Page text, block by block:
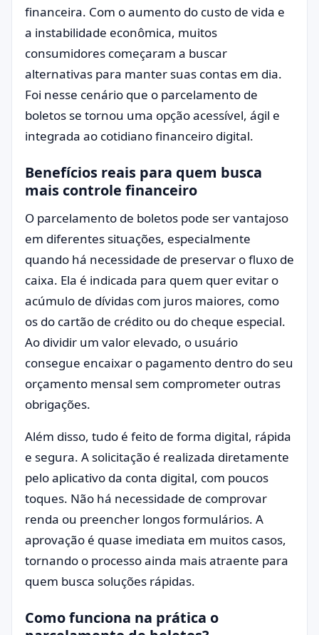
financeira. Com o aumento do custo de vida e
a instabilidade econômica, muitos
consumidores começaram a buscar
alternativas para manter suas contas em dia.
Foi nesse cenário que o parcelamento de
boletos se tornou uma opção acessível, ágil e
integrada ao cotidiano financeiro digital.
Benefícios reais para quem busca
mais controle financeiro
O parcelamento de boletos pode ser vantajoso
em diferentes situações, especialmente
quando há necessidade de preservar o fluxo de
caixa. Ela é indicada para quem quer evitar o
acúmulo de dívidas com juros maiores, como
os do cartão de crédito ou do cheque especial.
Ao dividir um valor elevado, o usuário
consegue encaixar o pagamento dentro do seu
orçamento mensal sem comprometer outras
obrigações.
Além disso, tudo é feito de forma digital, rápida
e segura. A solicitação é realizada diretamente
pelo aplicativo da conta digital, com poucos
toques. Não há necessidade de comprovar
renda ou preencher longos formulários. A
aprovação é quase imediata em muitos casos,
tornando o processo ainda mais atraente para
quem busca soluções rápidas.
Como funciona na prática o